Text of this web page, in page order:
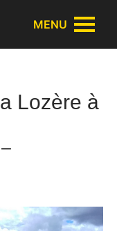
MENU
Lozère à